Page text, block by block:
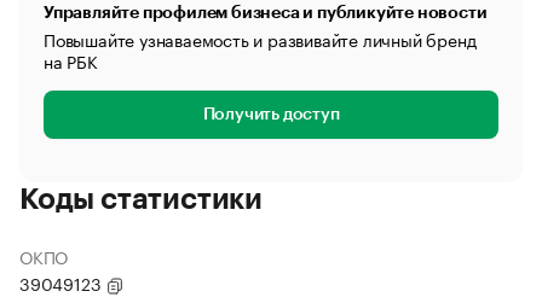
Управляйте профилем бизнеса и публикуйте новости
Повышайте узнаваемость и развивайте личный бренд
на РБК
Получить доступ
Коды статистики
ОКПО
39049123